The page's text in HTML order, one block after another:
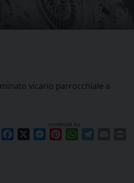
vicario parrocchiale a
condividi su
Facebook Messenger
PinterestWhatsApp